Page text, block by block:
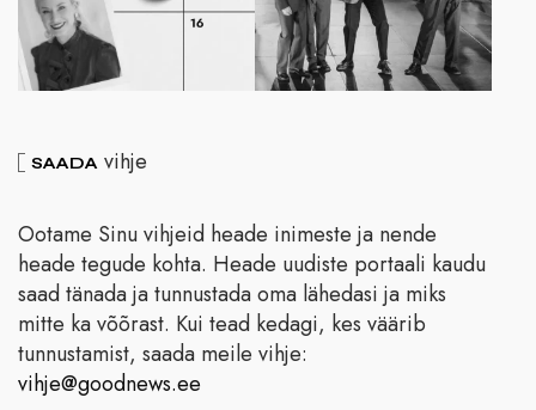
SAADA vihje
Ootame Sinu vihjeid heade inimeste ja nende
heade tegude kohta. Heade uudiste portaali kaudu
saad tänada ja tunnustada oma lähedasi ja miks
mitte ka võõrast. Kui tead kedagi, kes väärib
tunnustamist, saada meile vihje:
vihje@goodnews.ee